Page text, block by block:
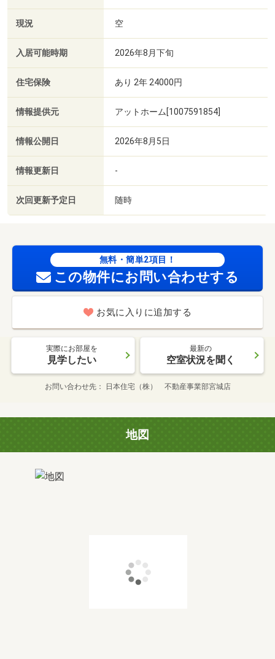
現況 空
入居可能時期 2026年8月下旬
住宅保険 あり 2年 24000円
情報提供元 アットホーム[1007591854]
情報公開日 2026年8月5日
情報更新日 -
次回更新予定日 随時
無料・簡単2項目！
この物件にお問い合わせする
お気に入りに追加する
実際にお部屋を
見学したい
最新の
空室状況を聞く
お問い合わせ先 日本住宅（株） 不動産事業部宮城店
地図